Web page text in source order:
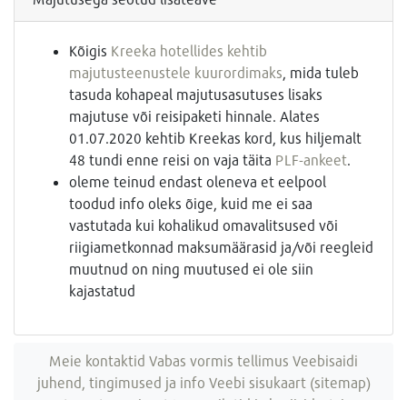
Kõigis Kreeka hotellides kehtib
majutusteenustele kuurordimaks, mida tuleb
tasuda kohapeal majutusasutuses lisaks
majutuse või reisipaketi hinnale. Alates
01.07.2020 kehtib Kreekas kord, kus hiljemalt
48 tundi enne reisi on vaja täita PLF-ankeet.
oleme teinud endast oleneva et eelpool
toodud info oleks õige, kuid me ei saa
vastutada kui kohalikud omavalitsused või
riigiametkonnad maksumäärasid ja/või reegleid
muutnud on ning muutused ei ole siin
kajastatud
Meie kontaktid Vabas vormis tellimus Veebisaidi
juhend, tingimused ja info Veebi sisukaart (sitemap)